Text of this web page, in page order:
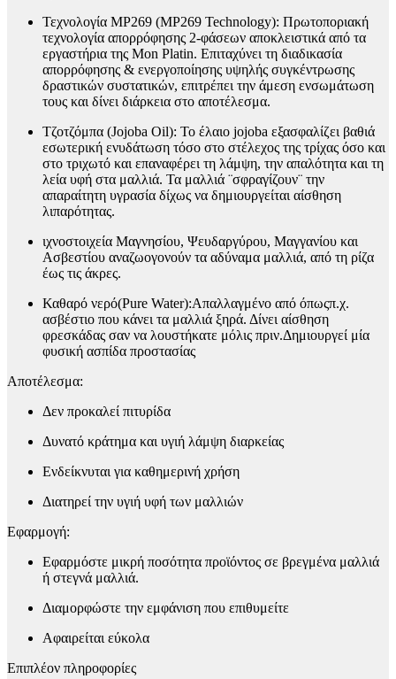
Τεχνολογία MP269 (MP269 Technology): Πρωτοποριακή
τεχνολογία απορρόφησης 2-φάσεων αποκλειστικά από τα
εργαστήρια της Mon Platin. Επιταχύνει τη διαδικασία
απορρόφησης & ενεργοποίησης υψηλής συγκέντρωσης
δραστικών συστατικών, επιτρέπει την άμεση ενσωμάτωση
τους και δίνει διάρκεια στο αποτέλεσμα.
Τζοτζόμπα (Jojoba Oil): Το έλαιο jojoba εξασφαλίζει βαθιά
εσωτερική ενυδάτωση τόσο στο στέλεχος της τρίχας όσο και
στο τριχωτό και επαναφέρει τη λάμψη, την απαλότητα και τη
λεία υφή στα μαλλιά. Τα μαλλιά ¨σφραγίζουν¨ την
απαραίτητη υγρασία δίχως να δημιουργείται αίσθηση
λιπαρότητας.
ιχνοστοιχεία Μαγνησίου, Ψευδαργύρου, Μαγγανίου και
Ασβεστίου αναζωογονούν τα αδύναμα μαλλιά, από τη ρίζα
έως τις άκρες.
Καθαρό νερό(Pure Water):Απαλλαγμένο από όπωςπ.χ.
ασβέστιο που κάνει τα μαλλιά ξηρά. Δίνει αίσθηση
φρεσκάδας σαν να λουστήκατε μόλις πριν.Δημιουργεί μία
φυσική ασπίδα προστασίας
​Αποτέλεσμα:
Δεν προκαλεί πιτυρίδα
Δυνατό κράτημα και υγιή λάμψη διαρκείας
Ενδείκνυται για καθημερινή χρήση
Διατηρεί την υγιή υφή των μαλλιών
Εφαρμογή:
Εφαρμόστε μικρή ποσότητα προϊόντος σε βρεγμένα μαλλιά
ή στεγνά μαλλιά.
Διαμορφώστε την εμφάνιση που επιθυμείτε
Αφαιρείται εύκολα
Επιπλέον πληροφορίες